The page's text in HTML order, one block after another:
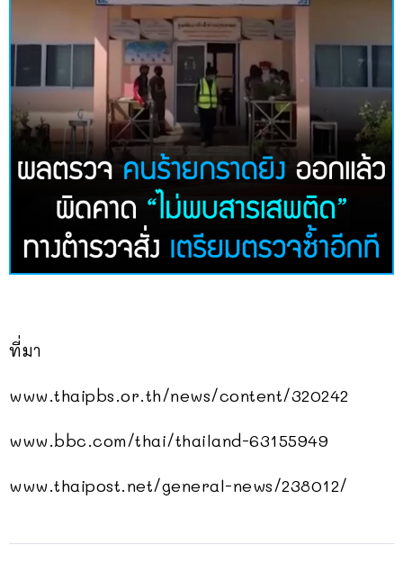
ที่มา
www.thaipbs.or.th/news/content/320242
www.bbc.com/thai/thailand-63155949
www.thaipost.net/general-news/238012/